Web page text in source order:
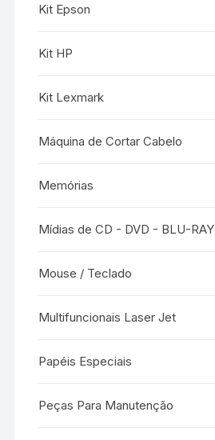
Kit Epson
Kit HP
Kit Lexmark
Máquina de Cortar Cabelo
Memórias
Mídias de CD - DVD - BLU-RAY
Mouse / Teclado
Multifuncionais Laser Jet
Papéis Especiais
Peças Para Manutenção